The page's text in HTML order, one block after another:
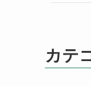
カテ